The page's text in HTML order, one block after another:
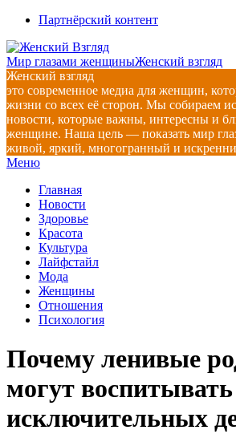
Перейти
содержимому
Партнёрский контент
Мир глазами женщиныЖенский взгляд
Женский взгляд
это современное медиа для женщин,
жизни со всех её сторон. Мы собираем
новости, которые важны, интересны и
женщине. Наша цель — показать мир
живой, яркий, многогранный и
Главное
меню
Меню
Главная
Новости
Здоровье
Красота
Культура
Лайфстайл
Мода
Женщины
Отношения
Психология
Почему ленивые
могут воспитывать
исключительных